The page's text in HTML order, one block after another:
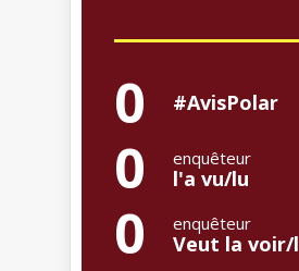
0 #AvisPolar
0 enquêteur
l'a vu/lu
0 enquêteur
Veut la voir/